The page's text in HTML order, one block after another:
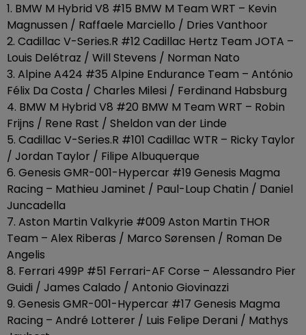
1. BMW M Hybrid V8 #15 BMW M Team WRT – Kevin
Magnussen / Raffaele Marciello / Dries Vanthoor
2. Cadillac V-Series.R #12 Cadillac Hertz Team JOTA –
Louis Delétraz / Will Stevens / Norman Nato
3. Alpine A424 #35 Alpine Endurance Team – António
Félix Da Costa / Charles Milesi / Ferdinand Habsburg
4. BMW M Hybrid V8 #20 BMW M Team WRT – Robin
Frijns / Rene Rast / Sheldon van der Linde
5. Cadillac V-Series.R #101 Cadillac WTR – Ricky Taylor
/ Jordan Taylor / Filipe Albuquerque
6. Genesis GMR-001-Hypercar #19 Genesis Magma
Racing – Mathieu Jaminet / Paul-Loup Chatin / Daniel
Juncadella
7. Aston Martin Valkyrie #009 Aston Martin THOR
Team – Alex Riberas / Marco Sørensen / Roman De
Angelis
8. Ferrari 499P #51 Ferrari-AF Corse – Alessandro Pier
Guidi / James Calado / Antonio Giovinazzi
9. Genesis GMR-001-Hypercar #17 Genesis Magma
Racing – André Lotterer / Luis Felipe Derani / Mathys